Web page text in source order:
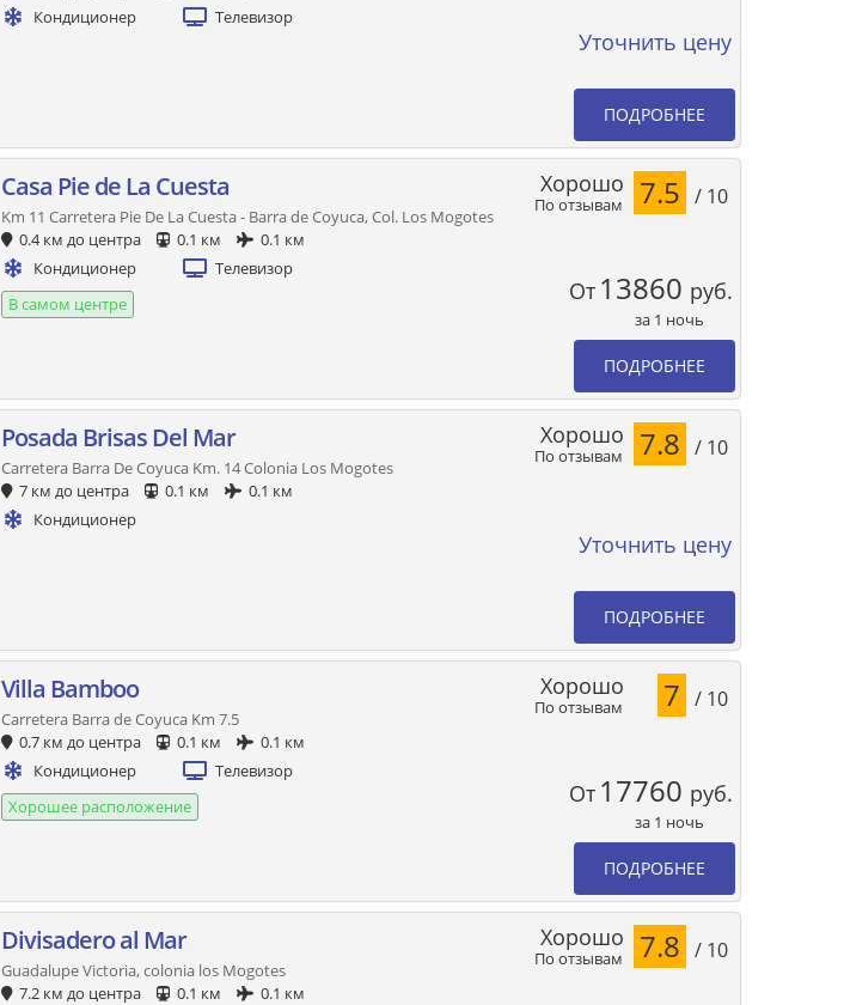
Кондиционер
Телевизор
Уточнить цену
ПОДРОБНЕЕ
Casa Pie de La Cuesta
Km 11 Carretera Pie De La Cuesta - Barra de Coyuca, Col. Los Mogotes
0.4 км до центра
0.1 км
0.1 км
Кондиционер
Телевизор
В самом центре
По отзывам
Хорошо 7.5 / 10
От 13860 руб.
за 1 ночь
ПОДРОБНЕЕ
Posada Brisas Del Mar
Carretera Barra De Coyuca Km. 14 Colonia Los Mogotes
7 км до центра
0.1 км
0.1 км
Кондиционер
По отзывам
Хорошо 7.8 / 10
Уточнить цену
ПОДРОБНЕЕ
Villa Bamboo
Carretera Barra de Coyuca Km 7.5
0.7 км до центра
0.1 км
0.1 км
Кондиционер
Телевизор
Хорошее расположение
По отзывам
Хорошо 7 / 10
От 17760 руб.
за 1 ночь
ПОДРОБНЕЕ
Divisadero al Mar
Guadalupe Victoria, colonia los Mogotes
7.2 км до центра
0.1 км
0.1 км
По отзывам
Хорошо 7.8 / 10